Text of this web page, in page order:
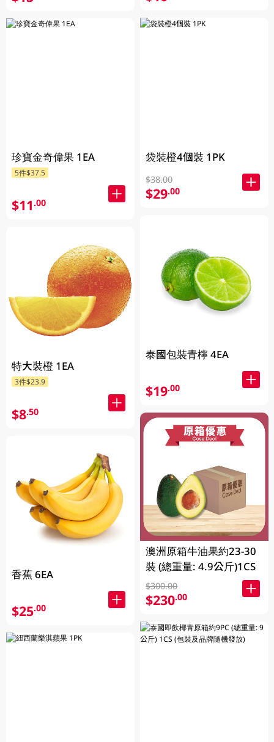
珍寶金奇偉果 1EA
5件$37.5
$11.00
特大裝橙 1EA
3件$23.9
$8.50
香蕉 6EA
$25.00
袋裝橙4個裝 1PK
$38.00
$29.00
泰國包裝青檸 4EA
$19.00
澳洲原箱牛油果約23-30
裝 (總重量: 4.9公斤)1CS
$300.00
$230.00